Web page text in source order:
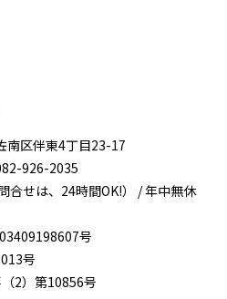
南区伴東4丁目23-17
926-2035
せは、24時間OK!） / 年中無休
号
号
2）第10856号